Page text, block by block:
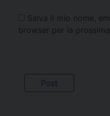
Salva il mio nome,
browser per la